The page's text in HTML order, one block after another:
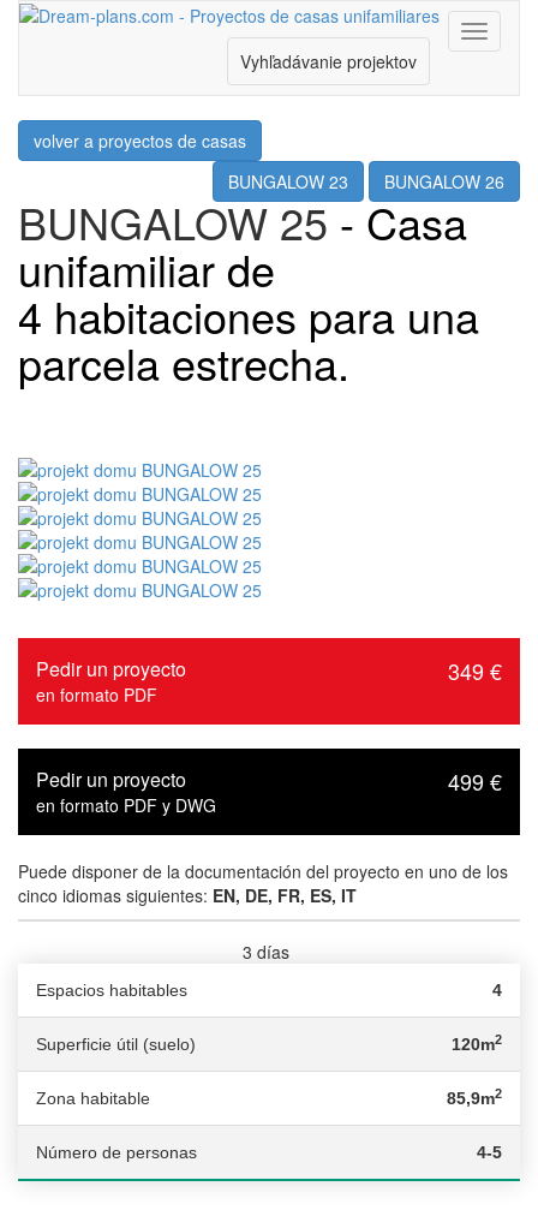
Menu
Vyhľadávanie projektov
volver a proyectos de casas
BUNGALOW 23
BUNGALOW 26
BUNGALOW 25- Casa
unifamiliar de
4 habitaciones para una
parcela estrecha.
Pedir un proyecto
en formato PDF
349 €
Pedir un proyecto
en formato PDF y DWG
499 €
Puede disponer de la documentación del proyecto en uno de los
cinco idiomas siguientes: EN, DE, FR, ES, IT
3 días
Espacios habitables 4
Superficie útil (suelo) 120m2
Zona habitable 85,9m2
Número de personas 4-5